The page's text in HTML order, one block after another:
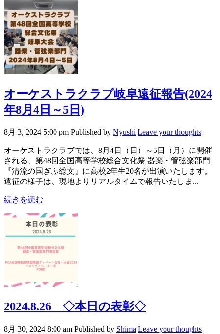
オーケストラクラブ岐阜遠征報告(2024
年8月4日～5日)
8月 3, 2024 5:00 pm Published by Nyushi Leave your thoughts
オーケストラクラブでは、8月4日（日）～5日（月）に開催
される、第48回全国高等学校総合文化祭 器楽・管弦楽部門
『清流の国ぎふ総文』に高校2年生20名が出演いたします。
遠征の様子は、現地よりリアルタイムで報告いたしま...
続きを読む
2024.8.26 ◇本日の表彰◇
8月 30, 2024 8:00 am Published by Shima Leave your thoughts